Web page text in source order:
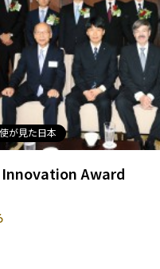
ー募集
が見た日本
Award